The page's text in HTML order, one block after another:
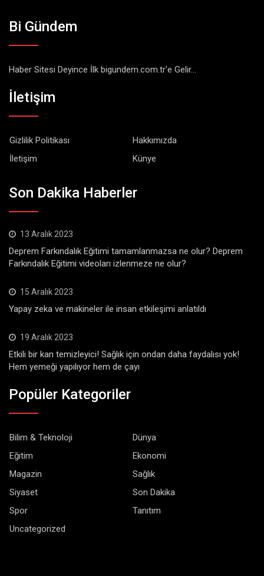
Bi Gündem
Haber Sitesi Deyince İlk bigundem.com.tr'e Gelir...
İletişim
Gizlilik Politikası
Hakkımızda
İletişim
Künye
Son Dakika Haberler
13 Aralık 2023
Deprem Farkındalık Eğitimi tamamlanmazsa ne olur? Deprem
Farkındalık Eğitimi videoları izlenmeze ne olur?
15 Aralık 2023
Yapay zeka ve makineler ile insan etkileşimi anlatıldı
19 Aralık 2023
Etkili bir kan temizleyici! Sağlık için ondan daha faydalısı yok!
Hem yemeği yapılıyor hem de çayı
Popüler Kategoriler
Bilim & Teknoloji
Dünya
Eğitim
Ekonomi
Magazin
Sağlık
Siyaset
Son Dakika
Spor
Tanıtım
Uncategorized